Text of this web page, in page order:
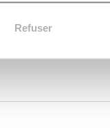
Refuser
SEMAINE